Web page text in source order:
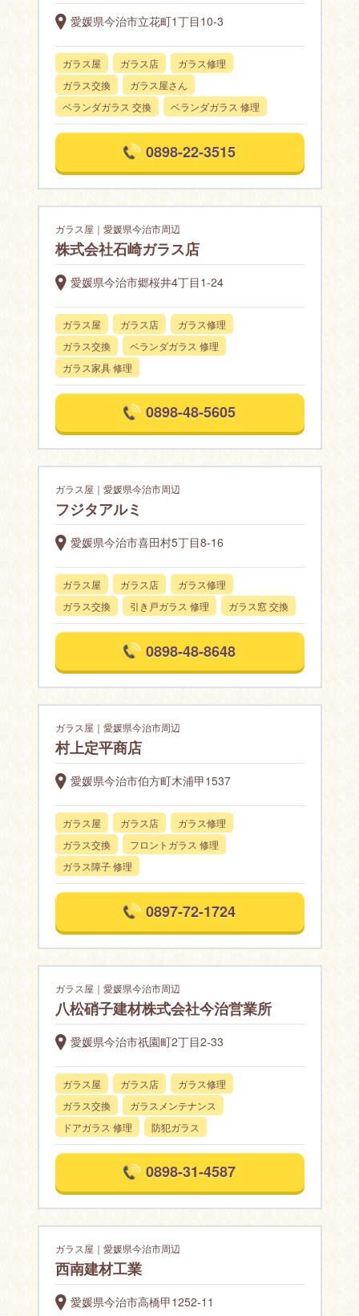
愛媛県今治市立花町1丁目10-3
ガラス屋 ガラス店
ガラス修理
ガラス交換
ガラス屋さん
ベランダガラス 交換
ベランダガラス 修理
0898-22-3515
ガラス屋｜愛媛県今治市周辺
株式会社石崎ガラス店
愛媛県今治市郷桜井4丁目1-24
ガラス屋 ガラス店
ガラス修理
ガラス交換
ベランダガラス 修理
ガラス家具 修理
0898-48-5605
ガラス屋｜愛媛県今治市周辺
フジタアルミ
愛媛県今治市喜田村5丁目8-16
ガラス屋 ガラス店
ガラス修理
ガラス交換
引き戸ガラス 修理 ガラス窓 交換
0898-48-8648
ガラス屋｜愛媛県今治市周辺
村上定平商店
愛媛県今治市伯方町木浦甲1537
ガラス屋 ガラス店
ガラス修理
ガラス交換
フロントガラス 修理
ガラス障子 修理
0897-72-1724
ガラス屋｜愛媛県今治市周辺
八松硝子建材株式会社今治営業所
愛媛県今治市祇園町2丁目2-33
ガラス屋 ガラス店
ガラス修理
ガラス交換
ガラスメンテナンス
ドアガラス 修理
防犯ガラス
0898-31-4587
ガラス屋｜愛媛県今治市周辺
西南建材工業
愛媛県今治市高橋甲1252-11